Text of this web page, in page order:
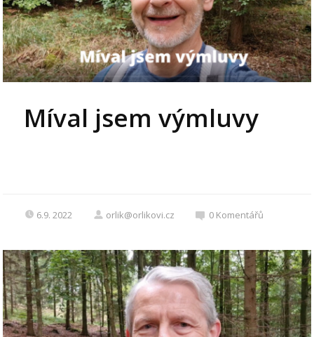
Míval jsem výmluvy
6.9. 2022 orlik@orlikovi.cz 0 Komentářů